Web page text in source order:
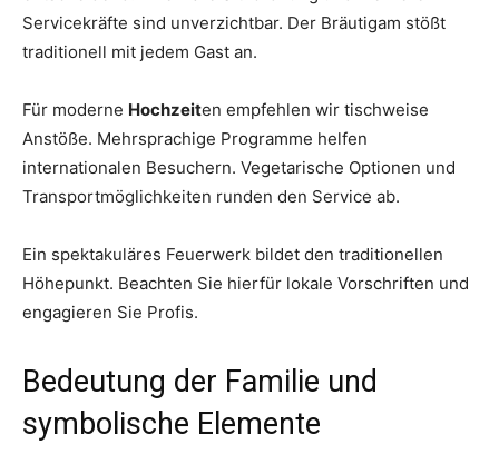
Servicekräfte sind unverzichtbar. Der Bräutigam stößt
traditionell mit jedem Gast an.
Für moderne Hochzeiten empfehlen wir tischweise
Anstöße. Mehrsprachige Programme helfen
internationalen Besuchern. Vegetarische Optionen und
Transportmöglichkeiten runden den Service ab.
Ein spektakuläres Feuerwerk bildet den traditionellen
Höhepunkt. Beachten Sie hierfür lokale Vorschriften und
engagieren Sie Profis.
Bedeutung der Familie und
symbolische Elemente